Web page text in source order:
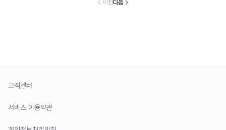
이전다음
고객센터
서비스 이용약관